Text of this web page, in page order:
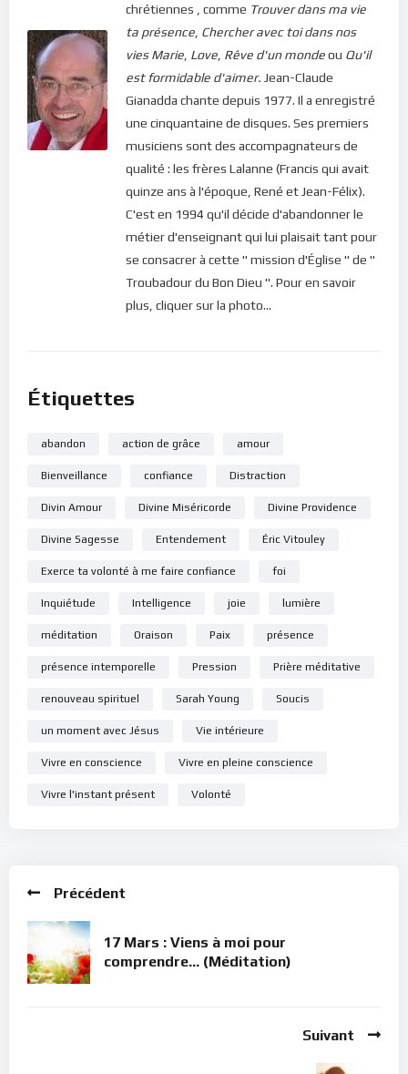
Si vous voulez vous inscrire sur le site (afin d’être en mesure
de poster des commentaires) et pour les publications,
veuillez cliquer ici :Inscription
chrétiennes , comme Trouver dans ma vie
ta présence Chercher avec toi dans nos
vies Marie Love Rêve d'un mondeou Qu'il
est formidable d'aimer. Jean-Claude
Gianadda chante depuis 1977. Il a enregistré
une cinquantaine de disques. Ses premiers
musiciens sont des accompagnateurs de
qualité : les frères Lalanne (Francis qui avait
quinze ans à l'époque, René et Jean-Félix).
C'est en 1994 qu'il décide d'abandonner le
métier d'enseignant qui lui plaisait tant pour
se consacrer à cette " mission d'Église " de "
Troubadour du Bon Dieu ". Pour en savoir
plus, cliquer sur la photo...
Étiquettes
abandon action de grâce amour
Bienveillance confiance Distraction
Divin Amour Divine Miséricorde Divine Providence
Divine Sagesse Entendement Éric Vitouley
Exerce ta volonté à me faire confiance foi
Inquiétude Intelligence joie lumière
méditation Oraison Paix présence
présence intemporelle Pression Prière méditative
renouveau spirituel Sarah Young Soucis
un moment avec Jésus Vie intérieure
Vivre en conscience Vivre en pleine conscience
Vivre l'instant présent Volonté
Précédent
17 Mars : Viens à moi pour
comprendre… (Méditation)
Suivant